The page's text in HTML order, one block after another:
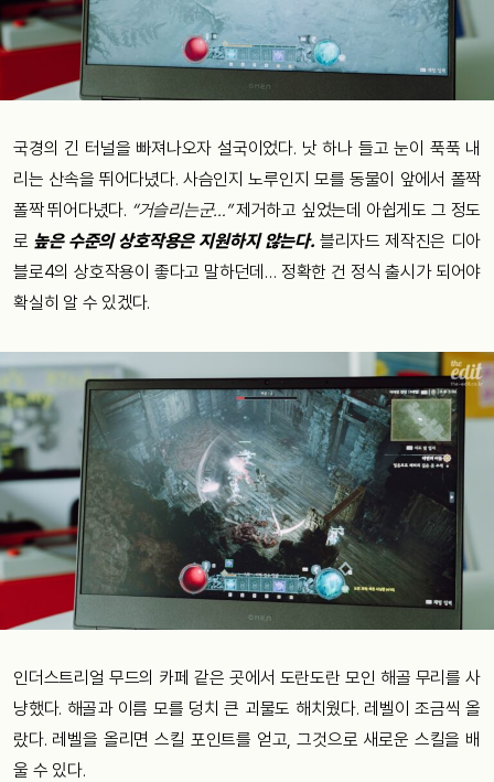
국경의 긴 터널을 빠져나오자 설국이었다. 낫 하나 들고 눈이 푹푹 내
리는 산속을 뛰어다녔다. 사슴인지 노루인지 모를 동물이 앞에서 폴짝
폴짝 뛰어다녔다. “거슬리는군…”제거하고 싶었는데 아쉽게도 그 정도
로 높은 수준의 상호작용은 지원하지 않는다. 블리자드 제작진은 디아
블로4의 상호작용이 좋다고 말하던데… 정확한 건 정식 출시가 되어야
확실히 알 수 있겠다.
인더스트리얼 무드의 카페 같은 곳에서 도란도란 모인 해골 무리를 사
냥했다. 해골과 이름 모를 덩치 큰 괴물도 해치웠다. 레벨이 조금씩 올
랐다. 레벨을 올리면 스킬 포인트를 얻고, 그것으로 새로운 스킬을 배
울 수 있다.